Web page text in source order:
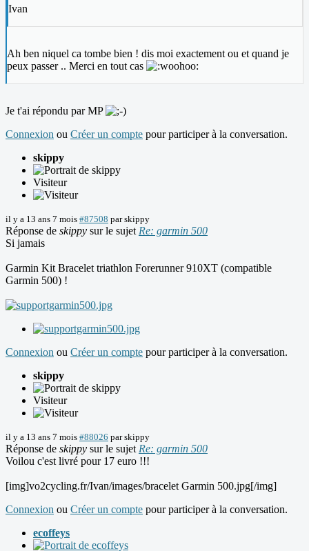
Ivan
Ah ben niquel ca tombe bien ! dis moi exactement ou et quand je
peux passer .. Merci en tout cas
Je t'ai répondu par MP
Connexion ou Créer un compte pour participer à la conversation.
skippy
Visiteur
il y a 13 ans 7 mois #87508 parskippy
Réponse de skippy sur le sujet Re: garmin 500
Si jamais
Garmin Kit Bracelet triathlon Forerunner 910XT (compatible
Garmin 500) !
Connexion ou Créer un compte pour participer à la conversation.
skippy
Visiteur
il y a 13 ans 7 mois #88026 parskippy
Réponse de skippy sur le sujet Re: garmin 500
Voilou c'est livré pour 17 euro !!!
[img]vo2cycling.fr/Ivan/images/bracelet Garmin 500.jpg[/img]
Connexion ou Créer un compte pour participer à la conversation.
ecoffeys